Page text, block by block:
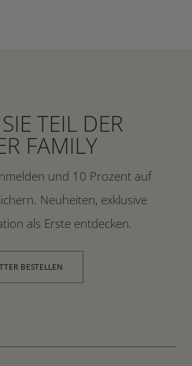
TEIL DER
FAMILY
und 10 Prozent auf
Neuheiten, exklusive
als Erste entdecken.
BESTELLEN